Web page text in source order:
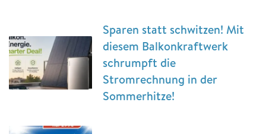
Sparen statt schwitzen! Mit
diesem Balkonkraftwerk
schrumpft die
Stromrechnung in der
Sommerhitze!